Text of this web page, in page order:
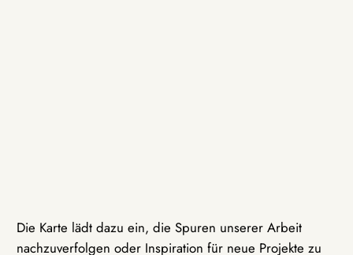
Die Karte lädt dazu ein, die Spuren unserer Arbeit
nachzuverfolgen oder Inspiration für neue Projekte zu